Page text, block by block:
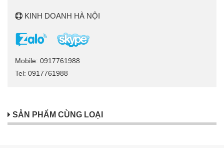
KINH DOANH HÀ NỘI
Mobile: 0917761988
Tel: 0917761988
SẢN PHẨM CÙNG LOẠI